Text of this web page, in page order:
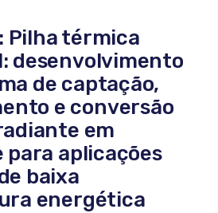
Pilha térmica
desenvolvimento
de captação,
e conversão
em
aplicações
baixa
energética